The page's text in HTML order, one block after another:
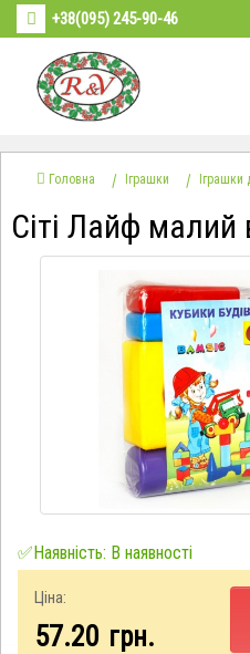
+38(095) 245-90-46
Головна Іграшки
Сіті Лайф малий
✅Наявність: В наявності
Ціна:
57.20 грн.